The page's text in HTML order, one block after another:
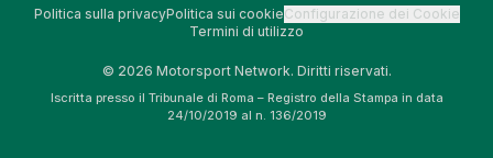
Politica sulla privacyPolitica sui cookieConfigurazione dei Cookie
Termini di utilizzo
© 2026 Motorsport Network. Diritti riservati.
Iscritta presso il Tribunale di Roma – Registro della Stampa in data
24/10/2019 al n. 136/2019